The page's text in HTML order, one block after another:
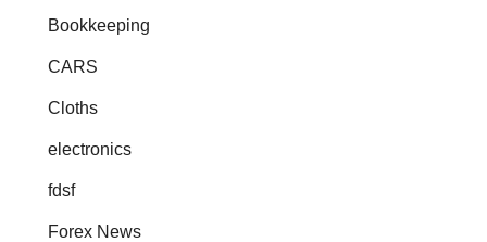
Bookkeeping
CARS
Cloths
electronics
fdsf
Forex News